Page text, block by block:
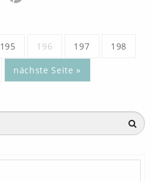
195 196 197 198
nächste Seite »